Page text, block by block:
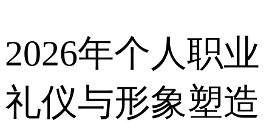
2026年个人职业
礼仪与形象塑造